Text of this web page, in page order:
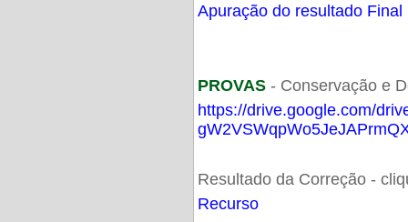
Apuração do resultado Final
PROVAS- Conservação e
https://drive.google.com/
Resultado da Correção -
Recurso